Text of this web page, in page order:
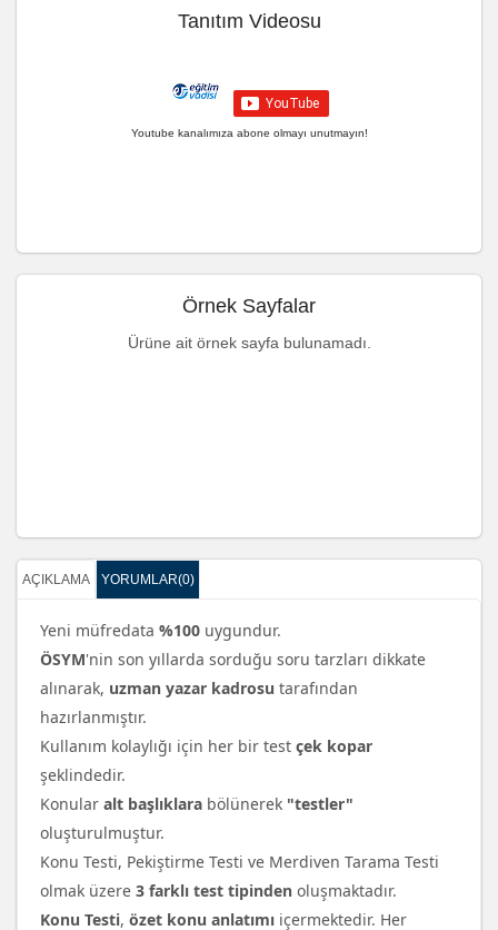
Tanıtım Videosu
Youtube kanalımıza abone olmayı unutmayın!
Örnek Sayfalar
Ürüne ait örnek sayfa bulunamadı.
AÇIKLAMA YORUMLAR(0)
Yeni müfredata %100 uygundur.
ÖSYM'nin son yıllarda sorduğu soru tarzları dikkate
alınarak, uzman yazar kadrosu tarafından
hazırlanmıştır.
Kullanım kolaylığı için her bir test çek kopar
şeklindedir.
Konular alt başlıklara bölünerek "testler"
oluşturulmuştur.
Konu Testi, Pekiştirme Testi ve Merdiven Tarama Testi
olmak üzere 3 farklı test tipinden oluşmaktadır.
Konu Testi, özet konu anlatımı içermektedir. Her